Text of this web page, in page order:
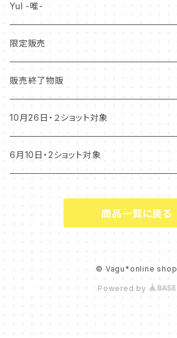
YuI -唯-
限定販売
販売終了物販
10月26日・２ショット対象
6月10日・2ショット対象
商品一覧に戻る
© Vagu*online shop
Powered by